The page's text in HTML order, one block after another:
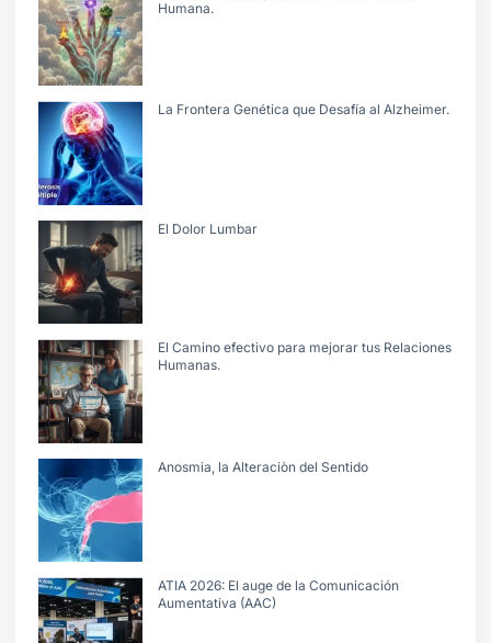
Humana.
La Frontera Genética que Desafía al Alzheimer.
El Dolor Lumbar
El Camino efectivo para mejorar tus Relaciones
Humanas.
Anosmia, la Alteraciòn del Sentido
ATIA 2026: El auge de la Comunicación
Aumentativa (AAC)